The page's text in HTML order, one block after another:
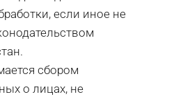
если иное не
сбором
о лицах, не